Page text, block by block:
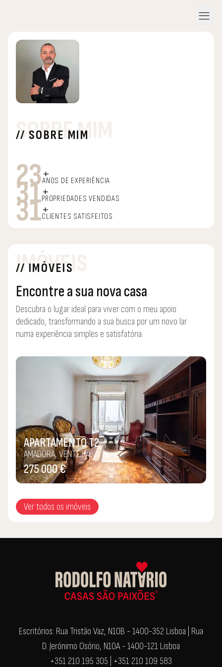
menu
// SOBRE MIM
SOBRE MIM
23+
ANOS DE EXPERIÊNCIA
31+
PROPRIEDADES VENDIDAS
31+
CLIENTES SATISFEITOS
// IMÓVEIS
IMÓVEIS
Encontre a sua nova casa
Descubra o lugar ideal para viver com o meu apoio
dedicado, transformando a sua busca por um novo lar
numa experiência simples e satisfatória.
APARTAMENTO T2
AMADORA, VENTEIRA
275 000 €
Ver todos os imóveis
Escritórios: Rua Tristão Vaz, N10B - 1400-352 Lisboa | Rua
D. Jerónimo Osório, N10A - 1400-121 Lisboa
+351 210 195 305 | +351 210 109 583